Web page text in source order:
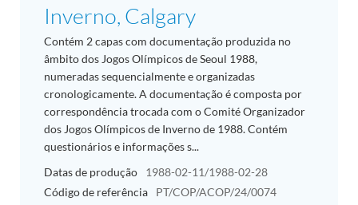
Inverno, Calgary
Contém 2 capas com documentação produzida no
âmbito dos Jogos Olímpicos de Seoul 1988,
numeradas sequencialmente e organizadas
cronologicamente. A documentação é composta por
correspondência trocada com o Comité Organizador
dos Jogos Olímpicos de Inverno de 1988. Contém
questionários e informações s...
Datas de produção
1988-02-11/1988-02-28
Código de referência
PT/COP/ACOP/24/0074